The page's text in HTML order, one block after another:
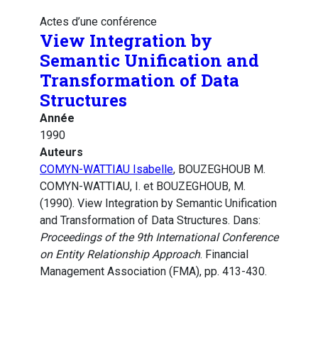
Actes d’une conférence
View Integration by
Semantic Unification and
Transformation of Data
Structures
Année
1990
Auteurs
COMYN-WATTIAU Isabelle, BOUZEGHOUB M.
COMYN-WATTIAU, I. et BOUZEGHOUB, M.
(1990). View Integration by Semantic Unification
and Transformation of Data Structures. Dans:
Proceedings of the 9th International Conference
on Entity Relationship Approach. Financial
Management Association (FMA), pp. 413-430.